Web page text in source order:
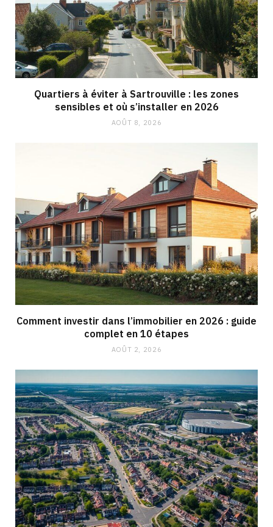
Quartiers à éviter à Sartrouville : les zones
sensibles et où s’installer en 2026
AOÛT 8, 2026
Comment investir dans l’immobilier en 2026 : guide
complet en 10 étapes
AOÛT 2, 2026